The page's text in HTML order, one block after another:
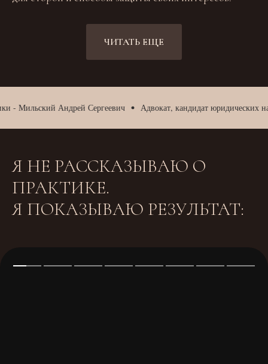
ЧИТАТЬ ЕЩЕ
Мильский Андрей Сергеевич Адвокат, кандидат юридических
Я НЕ РАССКАЗЫВАЮ О
ПРАКТИКЕ.
Я ПОКАЗЫВАЮ РЕЗУЛЬТАТ: